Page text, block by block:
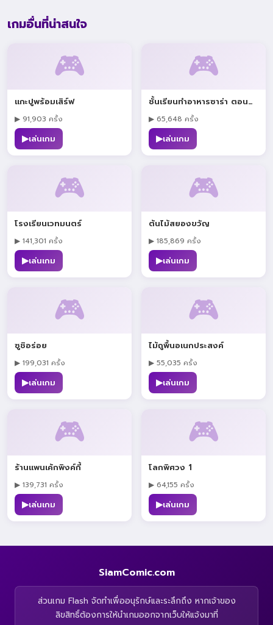
เกมอื่นที่น่าสนใจ
🎮
แกะปูพร้อมเสิร์ฟ
▶ 91,903 ครั้ง
▶เล่นเกม
🎮
ชั้นเรียนทำอาหารซาร่า ตอนพิซซ่าโฮมเมด
▶ 65,648 ครั้ง
▶เล่นเกม
🎮
โรงเรียนเวทมนตร์
▶ 141,301 ครั้ง
▶เล่นเกม
🎮
ต้นไม้สยองขวัญ
▶ 185,869 ครั้ง
▶เล่นเกม
🎮
ซูชิอร่อย
▶ 199,031 ครั้ง
▶เล่นเกม
🎮
ไม้ถูพื้นอเนกประสงค์
▶ 55,035 ครั้ง
▶เล่นเกม
🎮
ร้านแพนเค้กพิงค์กี้
▶ 139,731 ครั้ง
▶เล่นเกม
🎮
โลกพิศวง 1
▶ 64,155 ครั้ง
▶เล่นเกม
SiamComic.com
ส่วนเกม Flash จัดทำเพื่ออนุรักษ์และระลึกถึง หากเจ้าของ
ลิขสิทธิ์ต้องการให้นำเกมออกจากเว็บให้แจ้งมาที่